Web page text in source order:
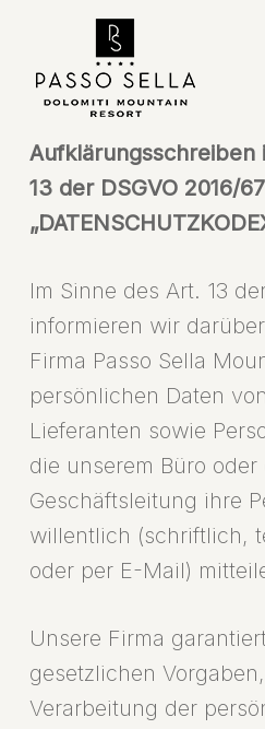
main
Aufklärungsschreiben
13 der DSGVO 2016/
Im Sinne des Art. 13
informieren wir
Firma Passo Sella
persönlichen Daten
Lieferanten sowie
die unserem Büro oder
Geschäftsleitung ihre
willentlich (schriftlich,
oder per E-Mail)
Unsere Firma
gesetzlichen
Verarbeitung der